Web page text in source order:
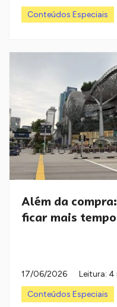
Conteúdos Especiais
Além da
ficar mais
17/06/2026
Leitura:
Conteúdos Especiais